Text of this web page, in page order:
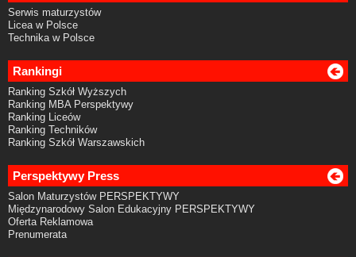
Serwis maturzystów
Licea w Polsce
Technika w Polsce
Rankingi
Ranking Szkół Wyższych
Ranking MBA Perspektywy
Ranking Liceów
Ranking Techników
Ranking Szkół Warszawskich
Perspektywy Press
Salon Maturzystów PERSPEKTYWY
Międzynarodowy Salon Edukacyjny PERSPEKTYWY
Oferta Reklamowa
Prenumerata